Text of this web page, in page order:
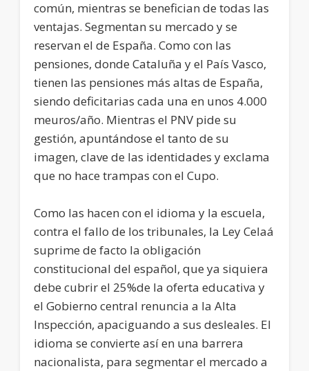
común, mientras se benefician de todas las
ventajas. Segmentan su mercado y se
reservan el de España. Como con las
pensiones, donde Cataluña y el País Vasco,
tienen las pensiones más altas de España,
siendo deficitarias cada una en unos 4.000
meuros/año. Mientras el PNV pide su
gestión, apuntándose el tanto de su
imagen, clave de las identidades y exclama
que no hace trampas con el Cupo.
Como las hacen con el idioma y la escuela,
contra el fallo de los tribunales, la Ley Celaá
suprime de facto la obligación
constitucional del español, que ya siquiera
debe cubrir el 25%de la oferta educativa y
el Gobierno central renuncia a la Alta
Inspección, apaciguando a sus desleales. El
idioma se convierte así en una barrera
nacionalista, para segmentar el mercado a